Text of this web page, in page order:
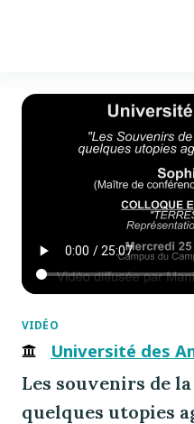
VIDÉO
Université des
Les souvenirs de
quelques utopies